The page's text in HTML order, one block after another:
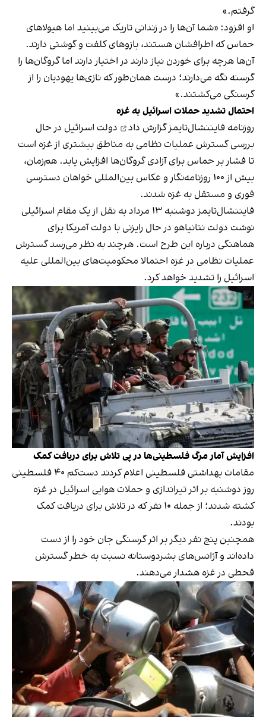
گرفتم.»
او افزود: «شما آن‌ها را در زندانی تاریک می‌بینید اما هیولاهای
حماس که اطرافشان هستند، بازوهای کلفت و گوشتی دارند.
آن‌ها هرچه برای خوردن نیاز دارند در اختیار دارند اما گروگان‌ها را
گرسنه نگه می‌دارند؛ درست همان‌طور که نازی‌ها یهودیان را از
گرسنگی می‌کشتند.»
احتمال تشدید حملات اسرائیل به غزه
روزنامه فایننشال‌تایمزگزارش داد
دولت اسرائیل در حال
بررسی گسترش عملیات نظامی به مناطق بیشتری از غزه است
تا فشار بر حماس برای آزادی گروگان‌ها افزایش یابد. هم‌زمان،
بیش از ۱۰۰ روزنامه‌نگار و عکاس بین‌المللی خواهان دسترسی
فوری و مستقل به غزه شدند.
فایننشال‌تایمز دوشنبه ۱۳ مرداد به نقل از یک مقام اسرائیلی
نوشت دولت نتانیاهو در حال رایزنی با دولت آمریکا برای
هماهنگی درباره این طرح است. هرچند به نظر می‌رسد گسترش
عملیات نظامی در غزه احتمالا محکومیت‌های بین‌المللی علیه
اسرائیل را تشدید خواهد کرد.
افزایش آمار مرگ فلسطینی‌ها در پی تلاش برای دریافت کمک
مقامات بهداشتی فلسطینی اعلام کردند دست‌کم ۴۰ فلسطینی
روز دوشنبه بر اثر تیراندازی و حملات هوایی اسرائیل در غزه
کشته شدند؛ از جمله ۱۰ نفر که در تلاش برای دریافت کمک
بودند.
همچنین پنج نفر دیگر بر اثر گرسنگی جان خود را از دست
داده‌اند و آژانس‌های بشردوستانه نسبت به خطر گسترش
قحطی در غزه هشدار می‌دهند.